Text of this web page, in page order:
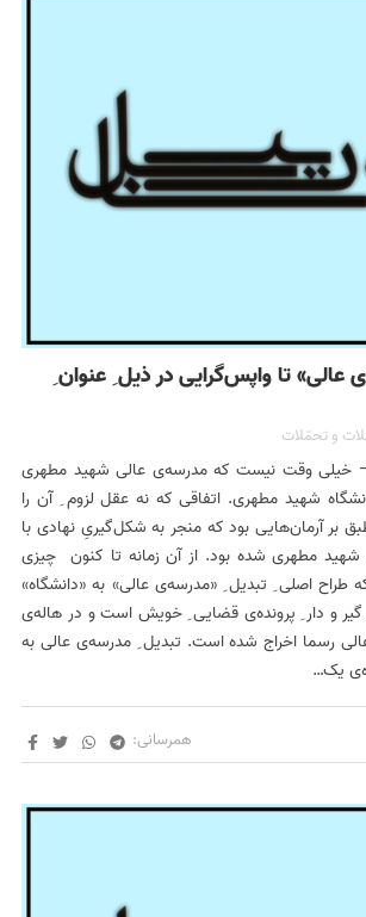
عالی» تا واپس‌گرایی در ذیل ِ عنوان
و تحمّلات
خیلی وقت نیست که مدرسه‌ی عالی شهید مطهری
شهید مطهری. اتفاقی که نه عقل لزوم ِ آن را
بر آرمان‌هایی بود که منجر به شکل‌گیریِ نهادی با
مطهری شده بود. از آن زمانه تا کنون چیزی
طراح اصلی ِ تبدیل ِ «مدرسه‌ی عالی» به «دانشگاه»
گیر و دار ِ پرونده‌ی قضایی ِ خویش است و در هاله‌ی
رسما اخراج شده است. تبدیل ِ مدرسه‌ی عالی به
یک…
همرسانی: